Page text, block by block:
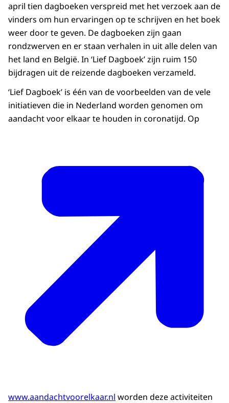
april tien dagboeken verspreid met het verzoek aan de
vinders om hun ervaringen op te schrijven en het boek
weer door te geven. De dagboeken zijn gaan
rondzwerven en er staan verhalen in uit alle delen van
het land en België. In ‘Lief Dagboek’ zijn ruim 150
bijdragen uit de reizende dagboeken verzameld.
‘Lief Dagboek’ is één van de voorbeelden van de vele
initiatieven die in Nederland worden genomen om
aandacht voor elkaar te houden in coronatijd. Op
www.aandachtvoorelkaar.nl worden deze activiteiten